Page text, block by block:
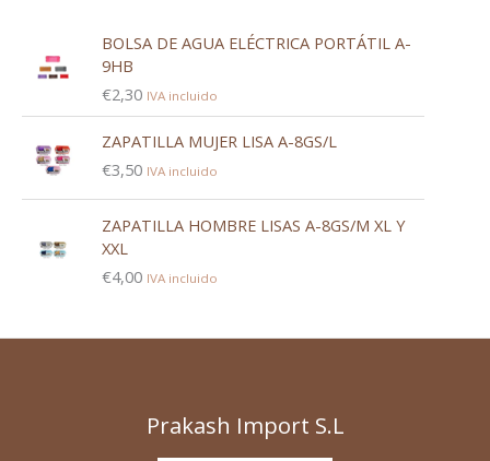
BOLSA DE AGUA ELÉCTRICA PORTÁTIL A-
9HB
€2,30 IVA incluido
ZAPATILLA MUJER LISA A-8GS/L
€3,50 IVA incluido
ZAPATILLA HOMBRE LISAS A-8GS/M XL Y
XXL
€4,00 IVA incluido
Prakash Import S.L